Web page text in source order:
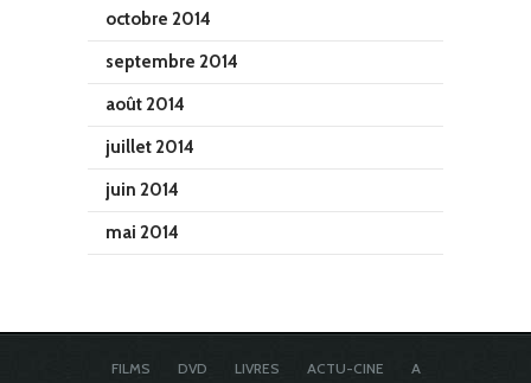
octobre 2014
septembre 2014
août 2014
juillet 2014
juin 2014
mai 2014
FILMS DVD LIVRES ACTU-CINE
A